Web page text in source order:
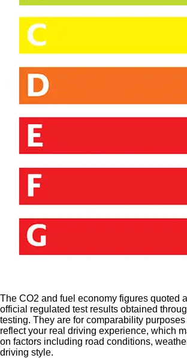
The CO2 and fuel economy figures quoted
official regulated test results obtained
testing. They are for comparability
reflect your real driving experience, which
on factors including road conditions,
driving style.